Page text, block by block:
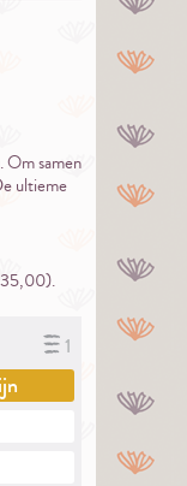
Om samen
ultieme
1